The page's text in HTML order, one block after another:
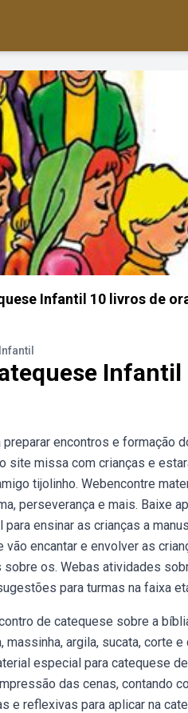
Infantil 10 livros de
Infantil
encontros e formação
site missa com crianças e
tijolinho. Webencontre
perseverança e mais. Baixe
ensinar as crianças a
encantar e envolver as
os. Webas atividades
para turmas na faixa
de catequese sobre a
massinha, argila, sucata, corte
especial para catequese
das cenas, contando
e reflexivas para aplicar na